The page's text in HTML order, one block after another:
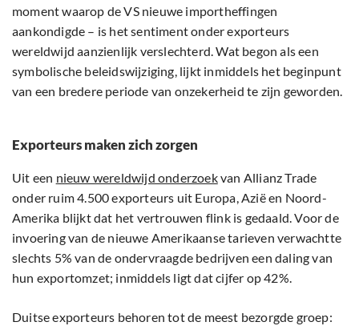
moment waarop de VS nieuwe importheffingen
aankondigde – is het sentiment onder exporteurs
wereldwijd aanzienlijk verslechterd. Wat begon als een
symbolische beleidswijziging, lijkt inmiddels het beginpunt
van een bredere periode van onzekerheid te zijn geworden.
Exporteurs maken zich zorgen
Uit een nieuw wereldwijd onderzoekvan Allianz Trade
onder ruim 4.500 exporteurs uit Europa, Azië en Noord-
Amerika blijkt dat het vertrouwen flink is gedaald. Voor de
invoering van de nieuwe Amerikaanse tarieven verwachtte
slechts 5% van de ondervraagde bedrijven een daling van
hun exportomzet; inmiddels ligt dat cijfer op 42%.
Duitse exporteurs behoren tot de meest bezorgde groep: